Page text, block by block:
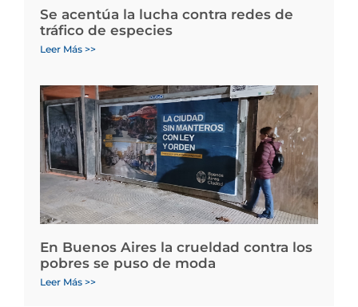
Se acentúa la lucha contra redes de
tráfico de especies
Leer Más >>
En Buenos Aires la crueldad contra los
pobres se puso de moda
Leer Más >>